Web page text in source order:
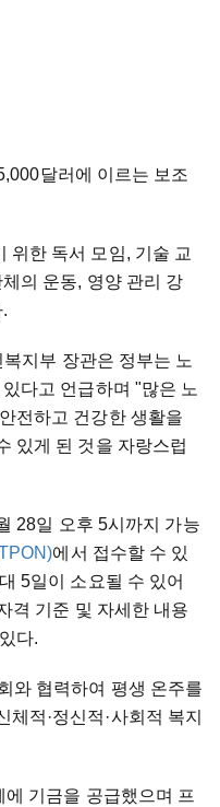
달러에 이르는 보조
위한 독서 모임, 기술 교
의 운동, 영양 관리 강
지부 장관은 정부는 노
다고 언급하며 "많은 노
전하고 건강한 생활을
있게 된 것을 자랑스럽
28일 오후 5시까지 가능
에서 접수할 수 있
5일이 소요될 수 있어
격 기준 및 자세한 내용
다.
와 협력하여 평생 온주를
적·정신적·사회적 복지
기금을 공급했으며 프